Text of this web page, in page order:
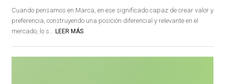
Cuando pensamos en Marca, en ese significado capaz de crear valor y
preferencia, construyendo una posición diferencial y relevante en el
mercado, lo s... LEER MÁS